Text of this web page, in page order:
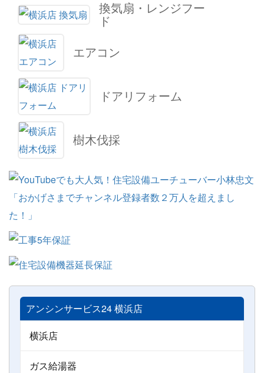
換気扇・レンジフー
ド
エアコン
ドアリフォーム
樹木伐採
アンシンサービス24 横浜店
横浜店
ガス給湯器